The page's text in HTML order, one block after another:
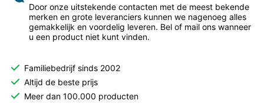
Door onze uitstekende contacten met de meest bekende
merken en grote leveranciers kunnen we nagenoeg alles
gemakkelijk en voordelig leveren. Bel of mail ons wanneer
u een product niet kunt vinden.
Familiebedrijf sinds 2002
Altijd de beste prijs
Meer dan 100.000 producten